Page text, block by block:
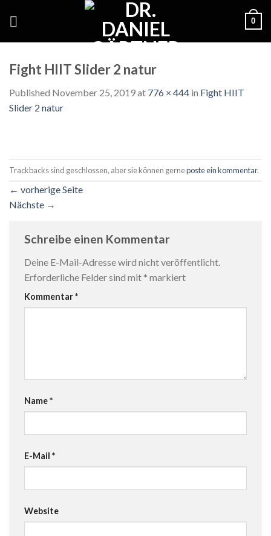
0
Fight HIIT Slider 2 natur
Published November 25, 2019at 776 × 444 in Fight HIIT
Slider 2 natur
Trackbacks sind geschlossen, aber sie können gerneposte ein kommentar.
← vorherige Seite
Nächste →
Schreibe einen Kommentar
Deine E-Mail-Adresse wird nicht veröffentlicht.
Erforderliche Felder sind mit * markiert
Kommentar*
Name*
E-Mail *
Website